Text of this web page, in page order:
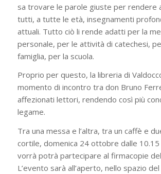
sa trovare le parole giuste per rendere
tutti, a tutte le età, insegnamenti
attuali. Tutto ciò li rende adatti per la
personale, per le attività di catechesi,
famiglia, per la scuola.
Proprio per questo, la libreria di
momento di incontro tra don Bruno
affezionati lettori, rendendo così più
legame.
Tra una messa e l’altra, tra un caffè e
cortile, domenica 24 ottobre dalle 10.15
vorrà potrà partecipare al firmacopie
L’evento sarà all’aperto, nello spazio